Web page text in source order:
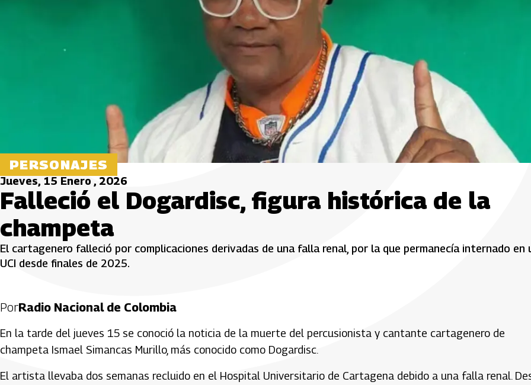
PERSONAJES
Jueves, 15 Enero , 2026
Falleció el Dogardisc, figura histórica de la
champeta
El cartagenero falleció por complicaciones derivadas de una falla renal, por la que permanecía internado en
UCI desde finales de 2025.
PorRadio Nacional de Colombia
En la tarde del jueves 15 se conoció la noticia de la muerte del percusionista y cantante cartagenero de
champeta Ismael Simancas Murillo, más conocido como Dogardisc.
El artista llevaba dos semanas recluido en el Hospital Universitario de Cartagena debido a una falla renal.